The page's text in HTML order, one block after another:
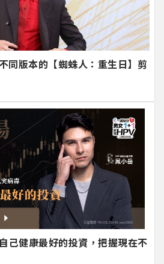
同版本的【蜘蛛人：重生日】剪
己健康最好的投資，把握現在不